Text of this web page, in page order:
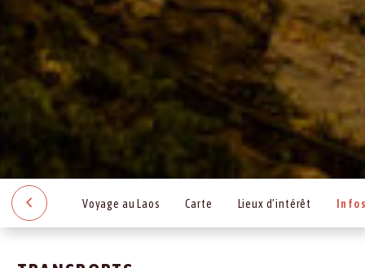
Voyage au Laos Carte Lieux d’intérêt